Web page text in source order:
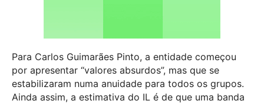
Para Carlos Guimarães Pinto, a entidade começou
por apresentar “valores absurdos”, mas que se
estabilizaram numa anuidade para todos os grupos.
Ainda assim, a estimativa do IL é de que uma banda